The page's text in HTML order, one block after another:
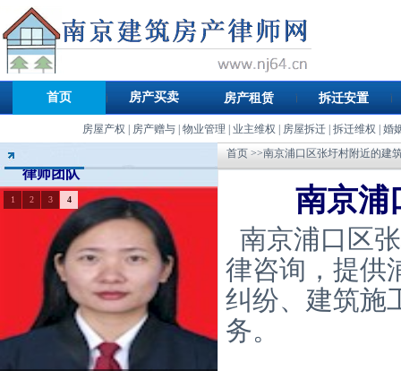
首页 房产买卖 房产租赁 拆迁安置
房屋产权 房产赠与| 物业管理 业主维权 房屋拆迁| 拆迁维权 婚
律师团队
1 2 3 4
首页 >>南京浦口区张圩村附近的建
南京浦
南京浦口区
律咨询，提供
纠纷、建筑施
务。